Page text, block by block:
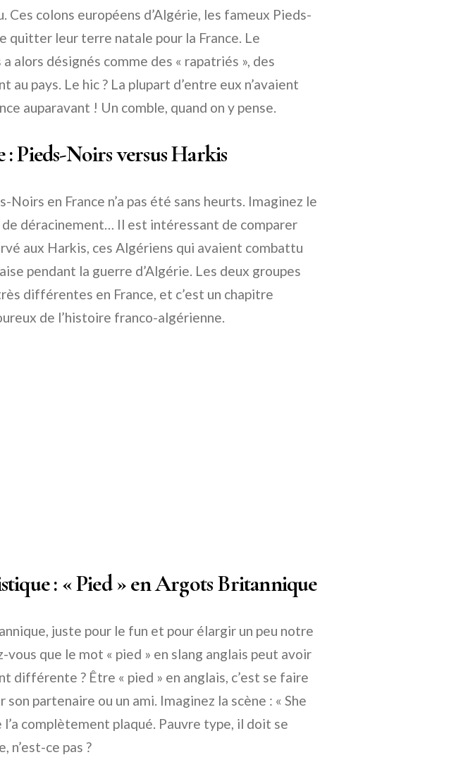
Ces colons européens d’Algérie, les fameux Pieds-
quitter leur terre natale pour la France. Le
alors désignés comme des « rapatriés », des
pays. Le hic ? La plupart d’entre eux n’avaient
auparavant ! Un comble, quand on y pense.
: Pieds-Noirs versus Harkis
Noirs en France n’a pas été sans heurts. Imaginez le
déracinement… Il est intéressant de comparer
aux Harkis, ces Algériens qui avaient combattu
pendant la guerre d’Algérie. Les deux groupes
différentes en France, et c’est un chapitre
de l’histoire franco-algérienne.
: « Pied » en Argots Britannique
juste pour le fun et pour élargir un peu notre
vous que le mot « pied » en slang anglais peut avoir
différente ? Être « pied » en anglais, c’est se faire
son partenaire ou un ami. Imaginez la scène : « She
complètement plaqué. Pauvre type, il doit se
n’est-ce pas ?